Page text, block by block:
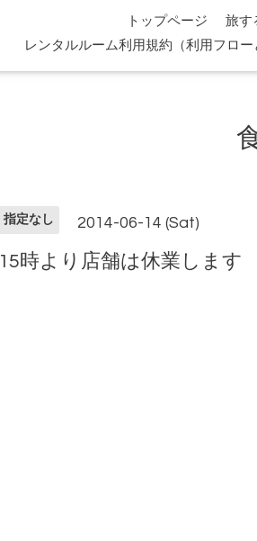
トップページ 旅す
レンタルルーム利用規約（利用フロー
指定なし 2014-06-14 (Sat)
15時より店舗は休業します